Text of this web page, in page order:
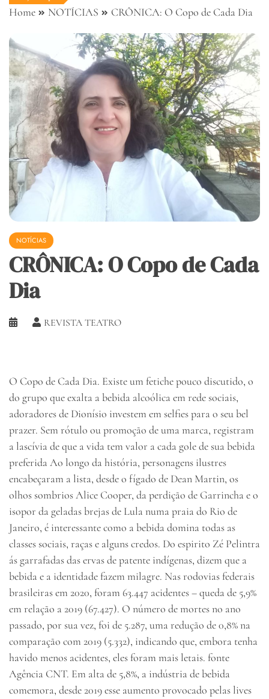
Home
NOTÍCIAS CRÔNICA: O Copo de Cada Dia
NOTÍCIAS
CRÔNICA: O Copo de Cada
Dia
REVISTA TEATRO
O Copo de Cada Dia. Existe um fetiche pouco discutido, o
do grupo que exalta a bebida alcoólica em rede sociais,
adoradores de Dionísio investem em selfies para o seu bel
prazer. Sem rótulo ou promoção de uma marca, registram
a lascívia de que a vida tem valor a cada gole de sua bebida
preferida Ao longo da história, personagens ilustres
encabeçaram a lista, desde o fígado de Dean Martin, os
olhos sombrios Alice Cooper, da perdição de Garrincha e o
isopor da geladas brejas de Lula numa praia do Rio de
Janeiro, é interessante como a bebida domina todas as
classes sociais, raças e alguns credos. Do espirito Zé Pelintra
ás garrafadas das ervas de patente indígenas, dizem que a
bebida e a identidade fazem milagre. Nas rodovias federais
brasileiras em 2020, foram 63.447 acidentes – queda de 5,9%
em relação a 2019 (67.427). O número de mortes no ano
passado, por sua vez, foi de 5.287, uma redução de 0,8% na
comparação com 2019 (5.332), indicando que, embora tenha
havido menos acidentes, eles foram mais letais. fonte
Agência CNT. Em alta de 5,8%, a indústria de bebida
comemora, desde 2019 esse aumento provocado pelas lives